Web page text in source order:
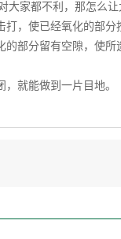
家都不利，那怎么让
，使已经氧化的部分
部分留有空隙，使所
就能做到一片目地。